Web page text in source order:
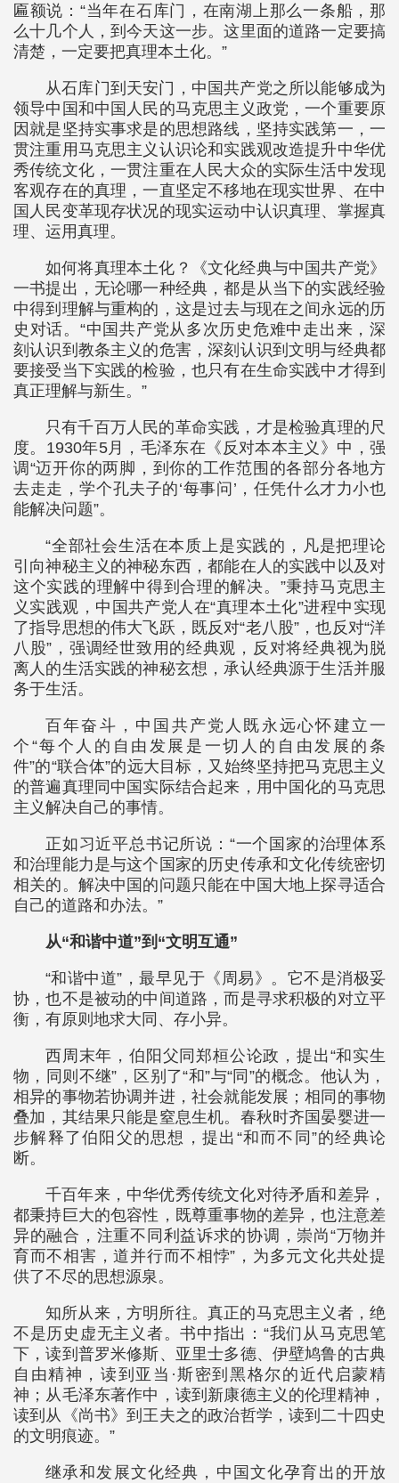
匾额说：“当年在石库门，在南湖上那么一条船，那
么十几个人，到今天这一步。这里面的道路一定要搞
清楚，一定要把真理本土化。”
从石库门到天安门，中国共产党之所以能够成为
领导中国和中国人民的马克思主义政党，一个重要原
因就是坚持实事求是的思想路线，坚持实践第一，一
贯注重用马克思主义认识论和实践观改造提升中华优
秀传统文化，一贯注重在人民大众的实际生活中发现
客观存在的真理，一直坚定不移地在现实世界、在中
国人民变革现存状况的现实运动中认识真理、掌握真
理、运用真理。
如何将真理本土化？《文化经典与中国共产党》
一书提出，无论哪一种经典，都是从当下的实践经验
中得到理解与重构的，这是过去与现在之间永远的历
史对话。“中国共产党从多次历史危难中走出来，深
刻认识到教条主义的危害，深刻认识到文明与经典都
要接受当下实践的检验，也只有在生命实践中才得到
真正理解与新生。”
只有千百万人民的革命实践，才是检验真理的尺
度。1930年5月，毛泽东在《反对本本主义》中，强
调“迈开你的两脚，到你的工作范围的各部分各地方
去走走，学个孔夫子的‘每事问’，任凭什么才力小也
能解决问题”。
“全部社会生活在本质上是实践的，凡是把理论
引向神秘主义的神秘东西，都能在人的实践中以及对
这个实践的理解中得到合理的解决。”秉持马克思主
义实践观，中国共产党人在“真理本土化”进程中实现
了指导思想的伟大飞跃，既反对“老八股”，也反对“洋
八股”，强调经世致用的经典观，反对将经典视为脱
离人的生活实践的神秘玄想，承认经典源于生活并服
务于生活。
百年奋斗，中国共产党人既永远心怀建立一
个“每个人的自由发展是一切人的自由发展的条
件”的“联合体”的远大目标，又始终坚持把马克思主义
的普遍真理同中国实际结合起来，用中国化的马克思
主义解决自己的事情。
正如习近平总书记所说：“一个国家的治理体系
和治理能力是与这个国家的历史传承和文化传统密切
相关的。解决中国的问题只能在中国大地上探寻适合
自己的道路和办法。”
从“和谐中道”到“文明互通”
“和谐中道”，最早见于《周易》。它不是消极妥
协，也不是被动的中间道路，而是寻求积极的对立平
衡，有原则地求大同、存小异。
西周末年，伯阳父同郑桓公论政，提出“和实生
物，同则不继”，区别了“和”与“同”的概念。他认为，
相异的事物若协调并进，社会就能发展；相同的事物
叠加，其结果只能是窒息生机。春秋时齐国晏婴进一
步解释了伯阳父的思想，提出“和而不同”的经典论
断。
千百年来，中华优秀传统文化对待矛盾和差异，
都秉持巨大的包容性，既尊重事物的差异，也注意差
异的融合，注重不同利益诉求的协调，崇尚“万物并
育而不相害，道并行而不相悖”，为多元文化共处提
供了不尽的思想源泉。
知所从来，方明所往。真正的马克思主义者，绝
不是历史虚无主义者。书中指出：“我们从马克思笔
下，读到普罗米修斯、亚里士多德、伊壁鸠鲁的古典
自由精神，读到亚当·斯密到黑格尔的近代启蒙精
神；从毛泽东著作中，读到新康德主义的伦理精神，
读到从《尚书》到王夫之的政治哲学，读到二十四史
的文明痕迹。”
继承和发展文化经典，中国文化孕育出的开放